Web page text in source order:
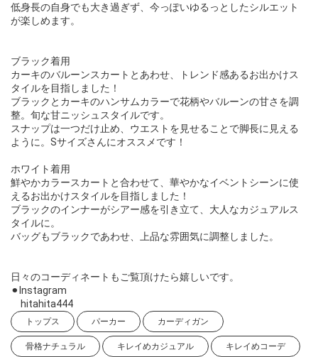
低身長の自身でも大き過ぎず、今っぽいゆるっとしたシルエット
が楽しめます。
ブラック着用
カーキのバルーンスカートとあわせ、トレンド感あるお出かけス
タイルを目指しました！
ブラックとカーキのハンサムカラーで花柄やバルーンの甘さを調
整。旬な甘ニッシュスタイルです。
スナップは一つだけ止め、ウエストを見せることで脚長に見える
ように。Sサイズさんにオススメです！
ホワイト着用
鮮やかカラースカートと合わせて、華やかなイベントシーンに使
えるお出かけスタイルを目指しました！
ブラックのインナーがシアー感を引き立て、大人なカジュアルス
タイルに。
バッグもブラックであわせ、上品な雰囲気に調整しました。
日々のコーディネートもご覧頂けたら嬉しいです。
⚫︎Instagram
hitahita444
トップス パーカー カーディガン
骨格ナチュラル キレイめカジュアル キレイめコーデ